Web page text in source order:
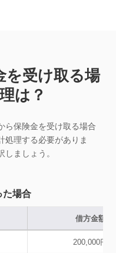
を受け取る場
は？
ら保険金を受け取る場合
処理する必要がありま
ましょう。
た場合
借方金額
200,000円